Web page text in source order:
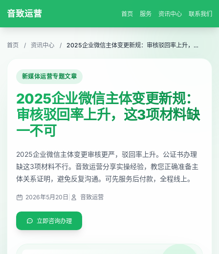
音致运营 首页 服务 资讯中心 联系我们
首页 / 资讯中心 / 2025企业微信主体变更新规：审核驳回率上升，这3项材料缺一不可
新媒体运营专题文章
2025企业微信主体变更新规：
审核驳回率上升，这3项材料缺
一不可
2025企业微信主体变更审核更严，驳回率上升。公证书办理
缺这3项材料不行。音致运营分享实操经验，教您正确准备主
体关系证明，避免反复沟通。可先服务后付款，全程线上。
2026年5月20日 音致运营
立即咨询办理